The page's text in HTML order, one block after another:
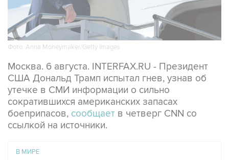
Фото: Anna Moneymaker/Getty Images
Москва. 6 августа. INTERFAX.RU - Президент
США Дональд Трамп испытал гнев, узнав об
утечке в СМИ информации о сильно
сократившихся американских запасах
боеприпасов, сообщает в четверг CNN со
ссылкой на источники.
В МИРЕ